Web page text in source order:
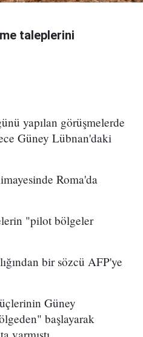
taleplerini
yapılan görüşmelerde
Güney Lübnan'daki
Roma'da
"pilot bölgeler
bir sözcü AFP'ye
Güney
başlayarak
varmıştı.